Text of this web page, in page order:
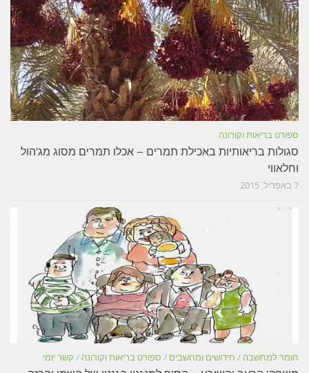
ספורט בריאות וקורונה
סגולות בריאותיות באכילת תמרים – אכלו תמרים מסוג מג'הול
וחלאווי
7 באפריל, 2015
חומר למחשבה / חידושים ומחשבים / ספורט בריאות וקורונה / קשר יומי